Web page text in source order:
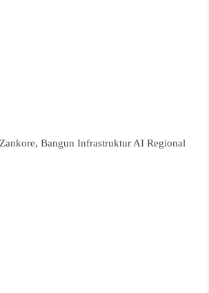
Bangun Infrastruktur AI Regional